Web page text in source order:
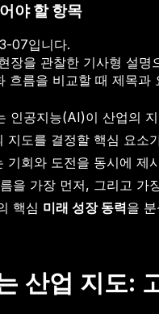
야 할 항목
07입니다.
장을 관찰한 기사형 설
흐름을 비교할 때 제목과
인공지능(AI)이 산업의
지도를 결정할 핵심 요
기회와 도전을 동시에
을 가장 먼저, 그리고 가
핵심 미래 성장 동력을
산업 지도: